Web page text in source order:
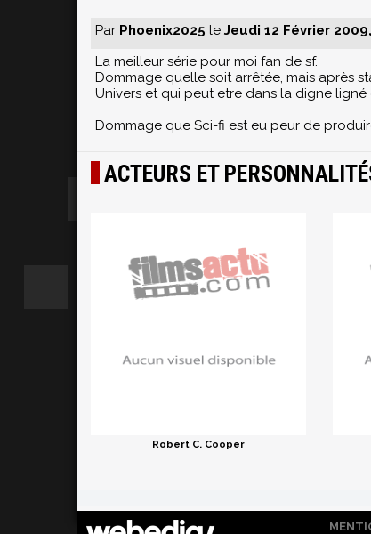
Par Phoenix2025 le Jeudi 12 Février 2009,
La meilleur série pour moi fan de sf.
Dommage quelle soit arrêtée, mais après
Univers et qui peut etre dans la digne ligné
Dommage que Sci-fi est eu peur de
ACTEURS ET
Robert C. Cooper